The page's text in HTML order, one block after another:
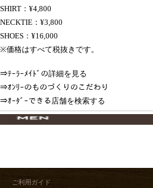
SHIRT：¥4,800
NECKTIE：¥3,800
SHOES：¥16,000
※価格はすべて税抜きです。
⇒ﾃｰﾗｰﾒｲﾄﾞの詳細を見る
⇒ｵﾝﾘｰのものづくりのこだわり
⇒ｵｰﾀﾞｰできる店舗を検索する
ご利用ガイド